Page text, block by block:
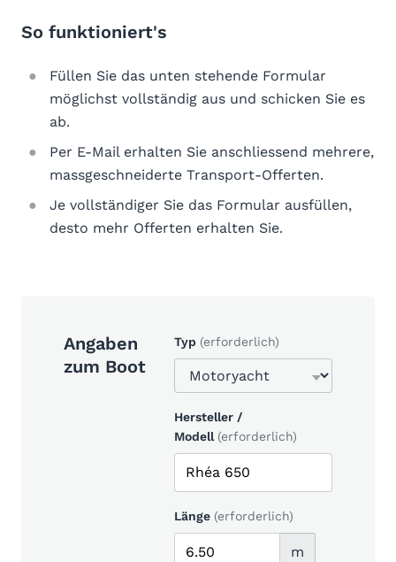
So funktioniert's
Füllen Sie das unten stehende Formular
möglichst vollständig aus und schicken Sie es
ab.
Per E-Mail erhalten Sie anschliessend mehrere,
massgeschneiderte Transport-Offerten.
Je vollständiger Sie das Formular ausfüllen,
desto mehr Offerten erhalten Sie.
Angaben
zum Boot
Typ (erforderlich)
Hersteller /
Modell (erforderlich)
Länge (erforderlich)
m